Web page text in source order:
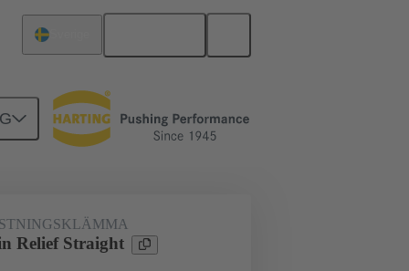
09 00 000 5340
Relief Straight